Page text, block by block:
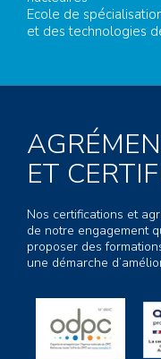
Ecole de
et des technologies
ET
Nos certifications et
de notre engagement
proposer des
une démarche